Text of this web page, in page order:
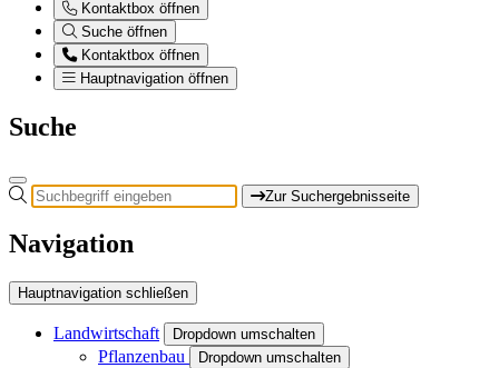
Kontaktbox öffnen
Suche öffnen
Kontaktbox öffnen
Hauptnavigation öffnen
Suche
Zur Suchergebnisseite
Navigation
Hauptnavigation schließen
Landwirtschaft Dropdown umschalten
Pflanzenbau Dropdown umschalten